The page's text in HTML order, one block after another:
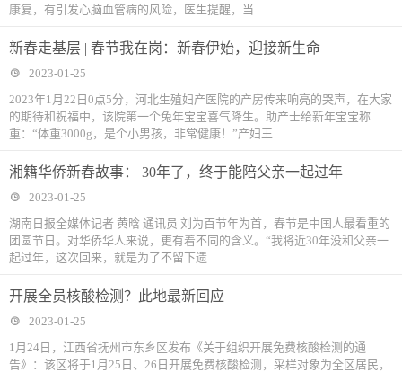
康复，有引发心脑血管病的风险，医生提醒，当
新春走基层 | 春节我在岗：新春伊始，迎接新生命
2023-01-25
2023年1月22日0点5分，河北生殖妇产医院的产房传来响亮的哭声，在大家
的期待和祝福中，该院第一个兔年宝宝喜气降生。助产士给新年宝宝称
重：“体重3000g，是个小男孩，非常健康！”产妇王
湘籍华侨新春故事： 30年了，终于能陪父亲一起过年
2023-01-25
湖南日报全媒体记者 黄晗 通讯员 刘为百节年为首，春节是中国人最看重的
团圆节日。对华侨华人来说，更有着不同的含义。“我将近30年没和父亲一
起过年，这次回来，就是为了不留下遗
开展全员核酸检测？此地最新回应
2023-01-25
1月24日，江西省抚州市东乡区发布《关于组织开展免费核酸检测的通
告》：该区将于1月25日、26日开展免费核酸检测，采样对象为全区居民，